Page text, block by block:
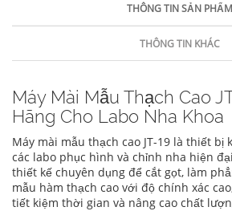
THÔNG TIN SẢN PHẨM
THÔNG TIN KHÁC
Máy Mài Mẫu Thạch Cao
Hãng Cho Labo Nha Khoa
Máy mài mẫu thạch cao JT-19 là thiết
các labo phục hình và chỉnh nha hiện
thiết kế chuyên dụng để cắt gọt, làm
mẫu hàm thạch cao với độ chính xác
tiết kiệm thời gian và nâng cao chất